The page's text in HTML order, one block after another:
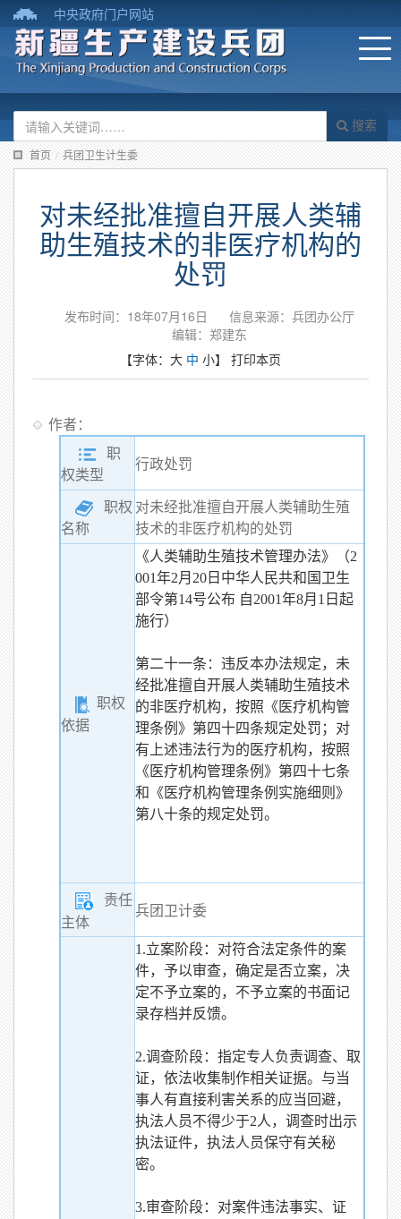
中央政府门户网站
搜索
首页 / 兵团卫生计生委
对未经批准擅自开展人类辅
助生殖技术的非医疗机构的
处罚
发布时间：18年07月16日
信息来源：兵团办公厅
编辑：郑建东
【字体： 大 中 小】 打印本页
作者：
职
权类型
行政处罚
职权
名称
对未经批准擅自开展人类辅助生殖
技术的非医疗机构的处罚
职权
依据
《人类辅助生殖技术管理办法》（2
001年2月20日中华人民共和国卫生
部令第14号公布 自2001年8月1日起
施行）
第二十一条：违反本办法规定，未
经批准擅自开展人类辅助生殖技术
的非医疗机构，按照《医疗机构管
理条例》第四十四条规定处罚；对
有上述违法行为的医疗机构，按照
《医疗机构管理条例》第四十七条
和《医疗机构管理条例实施细则》
第八十条的规定处罚。
责任
主体
兵团卫计委
1.立案阶段：对符合法定条件的案
件，予以审查，确定是否立案，决
定不予立案的，不予立案的书面记
录存档并反馈。
2.调查阶段：指定专人负责调查、取
证，依法收集制作相关证据。与当
事人有直接利害关系的应当回避，
执法人员不得少于2人，调查时出示
执法证件，执法人员保守有关秘
密。
3.审查阶段：对案件违法事实、证